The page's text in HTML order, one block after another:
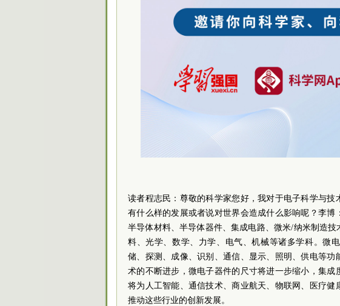
读者程志民：尊敬的科学家您好，我对于电子科学与
有什么样的发展或者说对世界会造成什么影响呢？李
半导体材料、半导体器件、集成电路、微米/纳米制造
料、光学、数学、力学、电气、机械等诸多学科。微
储、探测、成像、识别、通信、显示、照明、供电等
术的不断进步，微电子器件的尺寸将进一步缩小，集成
将为人工智能、通信技术、商业航天、物联网、医疗健
推动这些行业的创新发展。